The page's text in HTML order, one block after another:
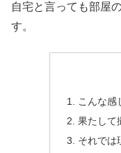
自宅と言っても部屋
す。
こんな感
果たして
それでは